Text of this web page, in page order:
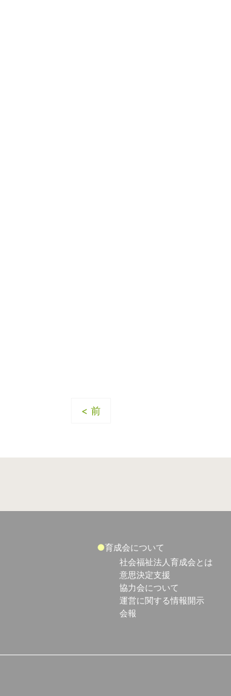
< 前
育成会について
社会福祉法人育成会とは
意思決定支援
協力会について
運営に関する情報開示
会報